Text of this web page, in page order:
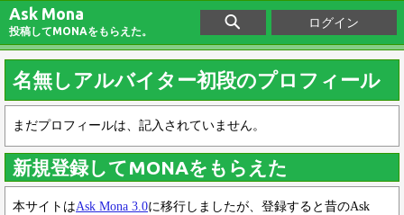
Ask Mona
投稿してMONAをもらえた。
ログイン
名無しアルバイター初段のプロフィール
まだプロフィールは、記入されていません。
新規登録してMONAをもらえた
本サイトはAsk Mona 3.0に移行しましたが、登録すると昔のAsk